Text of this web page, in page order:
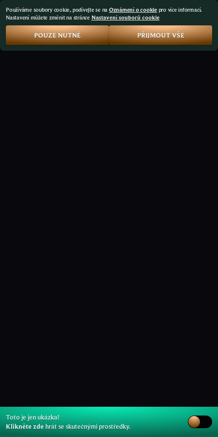
Toto je jen ukázka!
Klikněte zdehrát se skutečnými prostředky.
Používáme soubory cookie, podívejte se na Oznámení o cookiepro více informací.
Nastavení můžete změnit na stránce Nastavení souborů cookie
POUZE NUTNÉ PŘIJMOUT VŠE